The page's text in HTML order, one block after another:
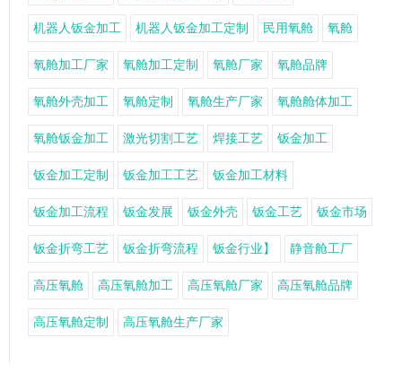
机器人钣金加工 机器人钣金加工定制 民用氧舱 氧舱
氧舱加工厂家 氧舱加工定制 氧舱厂家 氧舱品牌
氧舱外壳加工 氧舱定制 氧舱生产厂家 氧舱舱体加工
氧舱钣金加工 激光切割工艺 焊接工艺 钣金加工
钣金加工定制 钣金加工工艺 钣金加工材料
钣金加工流程 钣金发展 钣金外壳 钣金工艺 钣金市场
钣金折弯工艺 钣金折弯流程 钣金行业】 静音舱工厂
高压氧舱 高压氧舱加工 高压氧舱厂家 高压氧舱品牌
高压氧舱定制 高压氧舱生产厂家